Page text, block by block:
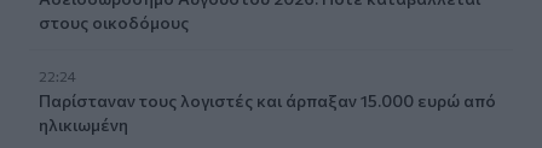
στους οικοδόμους
22:24
Παρίσταναν τους λογιστές και άρπαξαν 15.000 ευρώ από
ηλικιωμένη